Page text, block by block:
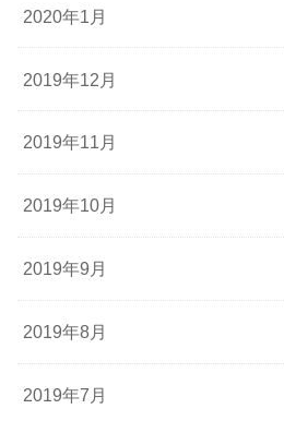
2020年1月
2019年12月
2019年11月
2019年10月
2019年9月
2019年8月
2019年7月